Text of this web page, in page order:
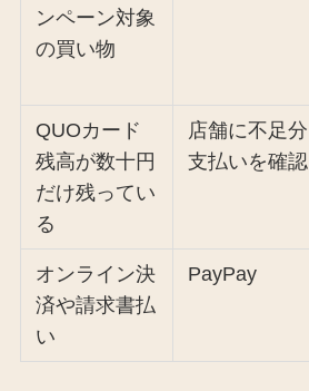
ンペーン対象
の買い物
QUOカード
残高が数十円
だけ残ってい
る
店舗に不足分
支払いを確認
オンライン決
済や請求書払
い
PayPay